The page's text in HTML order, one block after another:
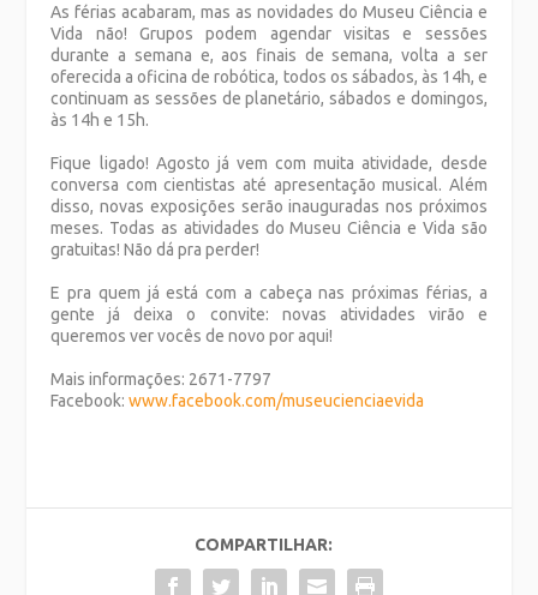
As férias acabaram, mas as novidades do Museu Ciência e
Vida não! Grupos podem agendar visitas e sessões
durante a semana e, aos finais de semana, volta a ser
oferecida a oficina de robótica, todos os sábados, às 14h, e
continuam as sessões de planetário, sábados e domingos,
às 14h e 15h.
Fique ligado! Agosto já vem com muita atividade, desde
conversa com cientistas até apresentação musical. Além
disso, novas exposições serão inauguradas nos próximos
meses. Todas as atividades do Museu Ciência e Vida são
gratuitas! Não dá pra perder!
E pra quem já está com a cabeça nas próximas férias, a
gente já deixa o convite: novas atividades virão e
queremos ver vocês de novo por aqui!
Mais informações: 2671-7797
Facebook:www.facebook.com/museucienciaevida
COMPARTILHAR: